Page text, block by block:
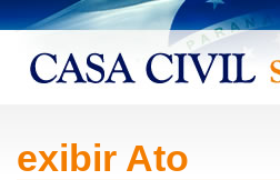
exibir Ato